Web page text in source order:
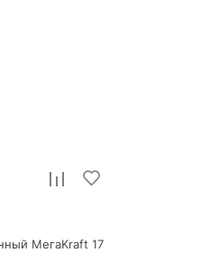
МегаKraft 17